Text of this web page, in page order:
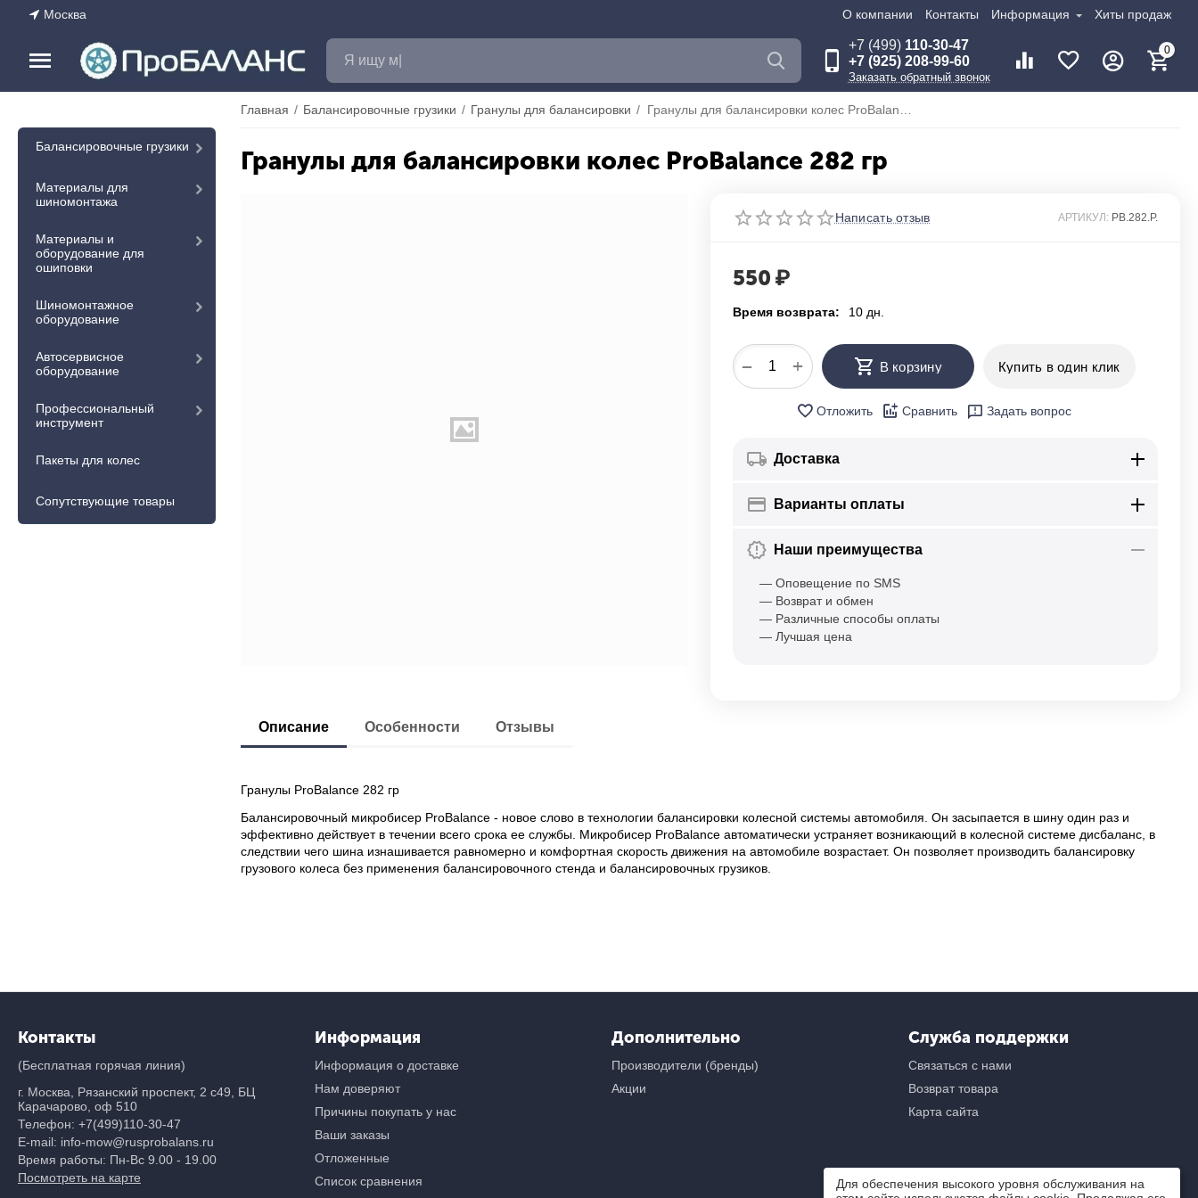
Москва О компании Контакты Информация Хиты продаж
+7 (499)110-30-47
+7 (925) 208-99-60
Заказать обратный звонок
0
Балансировочные грузики
Материалы для
шиномонтажа
Материалы и
оборудование для
ошиповки
Шиномонтажное
оборудование
Автосервисное
оборудование
Профессиональный
инструмент
Пакеты для колес
Сопутствующие товары
Главная / Балансировочные грузики / Гранулы для балансировки /
Гранулы для балансировки колес ProBalance 282 гр
Написать отзыв АРТИКУЛ: PB.282.P.
550 ₽
Время возврата: 10 дн.
+
− В корзину Купить в один клик
Отложить Сравнить Задать вопрос
Доставка
Варианты оплаты
Наши преимущества
— Оповещение по SMS
— Возврат и обмен
— Различные способы оплаты
— Лучшая цена
Описание Особенности Отзывы
Гранулы ProBalance 282 гр
Балансировочный микробисер ProBalance - новое слово в технологии балансировки колесной системы автомобиля. Он засыпается в шину один раз и
эффективно действует в течении всего срока ее службы. Микробисер ProBalance автоматически устраняет возникающий в колесной системе дисбаланс, в
следствии чего шина изнашивается равномерно и комфортная скорость движения на автомобиле возрастает. Он позволяет производить балансировку
грузового колеса без применения балансировочного стенда и балансировочных грузиков.
Контакты
(Бесплатная горячая линия)
г. Москва, Рязанский проспект, 2 с49, БЦ
Карачарово, оф 510
Телефон: +7(499)110-30-47
E-mail: info-mow@rusprobalans.ru
Время работы: Пн-Вс 9.00 - 19.00
Посмотреть на карте
Информация
Информация о доставке
Нам доверяют
Причины покупать у нас
Ваши заказы
Отложенные
Список сравнения
Дополнительно
Производители (бренды)
Акции
Служба поддержки
Связаться с нами
Возврат товара
Карта сайта
Для обеспечения высокого уровня обслуживания на